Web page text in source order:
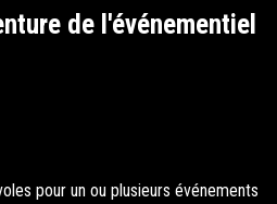
de l'événementiel
pour un ou plusieurs événements